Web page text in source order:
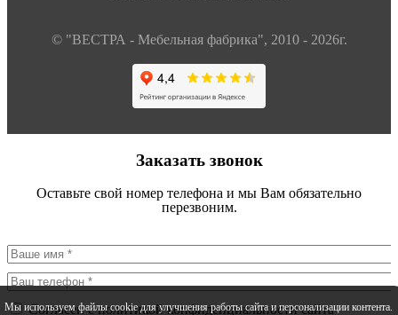
© "ВЕСТРА - Мебельная фабрика", 2010 - 2026г.
Заказать звонок
Оставьте свой номер телефона и мы Вам обязательно
перезвоним.
Согласен с политикой конфиденциальности сайта
Мы используем файлы cookie для улучшения работы сайта и персонализации контента.